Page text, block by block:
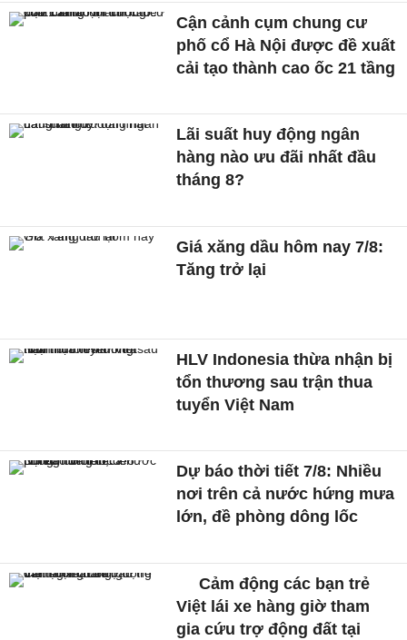
Cận cảnh cụm chung cư
phố cổ Hà Nội được đề xuất
cải tạo thành cao ốc 21 tầng
Lãi suất huy động ngân
hàng nào ưu đãi nhất đầu
tháng 8?
Giá xăng dầu hôm nay 7/8:
Tăng trở lại
HLV Indonesia thừa nhận bị
tổn thương sau trận thua
tuyển Việt Nam
Dự báo thời tiết 7/8: Nhiều
nơi trên cả nước hứng mưa
lớn, đề phòng dông lốc
Cảm động các bạn trẻ
Việt lái xe hàng giờ tham
gia cứu trợ động đất tại